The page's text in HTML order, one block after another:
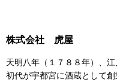
株式会社 虎屋
天明八年（１７８８年）、
初代が宇都宮に酒蔵として